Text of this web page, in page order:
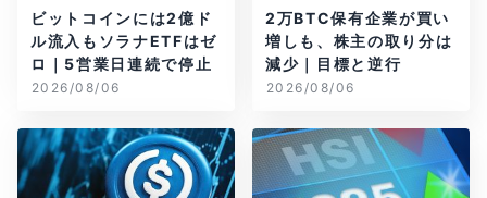
ビットコインには2億ド
ル流入もソラナETFはゼ
ロ｜5営業日連続で停止
2026/08/06
2万BTC保有企業が買い
増しも、株主の取り分は
減少｜目標と逆行
2026/08/06